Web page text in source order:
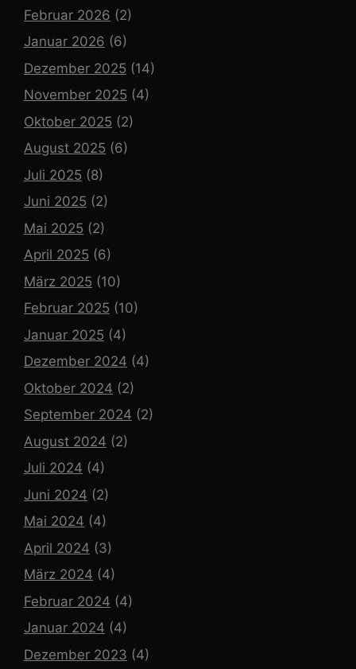
Februar 2026 (2)
Januar 2026 (6)
Dezember 2025 (14)
November 2025 (4)
Oktober 2025 (2)
August 2025 (6)
Juli 2025 (8)
Juni 2025 (2)
Mai 2025 (2)
April 2025 (6)
März 2025 (10)
Februar 2025 (10)
Januar 2025 (4)
Dezember 2024 (4)
Oktober 2024 (2)
September 2024 (2)
August 2024 (2)
Juli 2024 (4)
Juni 2024 (2)
Mai 2024 (4)
April 2024 (3)
März 2024 (4)
Februar 2024 (4)
Januar 2024 (4)
Dezember 2023 (4)